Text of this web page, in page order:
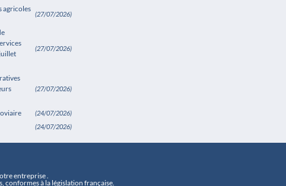
agricoles
(27/07/2026)
(27/07/2026)
(27/07/2026)
(24/07/2026)
(24/07/2026)
entreprise .
conformes à la législation française.